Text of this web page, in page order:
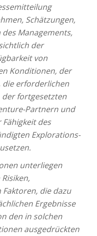
Schätzungen,
Managements,
der
von
Konditionen, der
die erforderlichen
der fortgesetzten
Partnern und
des
Explorations-
unterliegen
die dazu
Ergebnisse
den in solchen
ausgedrückten